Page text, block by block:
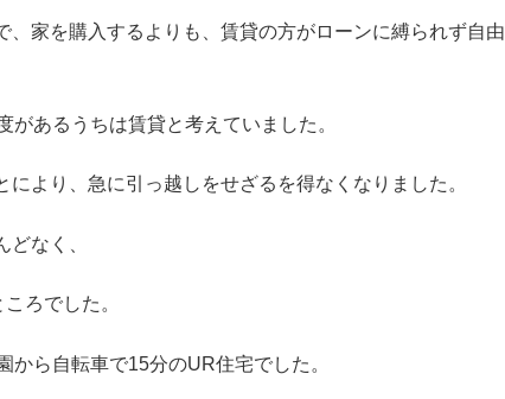
家を購入するよりも、賃貸の方がローンに縛られず自由
あるうちは賃貸と考えていました。
より、急に引っ越しをせざるを得なくなりました。
なく、
ろでした。
ら自転車で15分のUR住宅でした。